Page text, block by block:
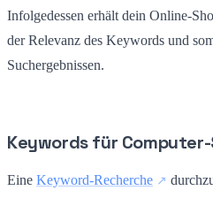
Infolgedessen erhält dein Online-
der Relevanz des Keywords und
Suchergebnissen.
Keywords für Computer-
Eine Keyword-Recherche